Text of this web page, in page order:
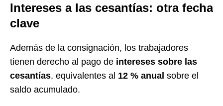
Intereses a las cesantías: otra fecha
clave
Además de la consignación, los trabajadores
tienen derecho al pago de intereses sobre las
cesantías, equivalentes al 12 % anual sobre el
saldo acumulado.